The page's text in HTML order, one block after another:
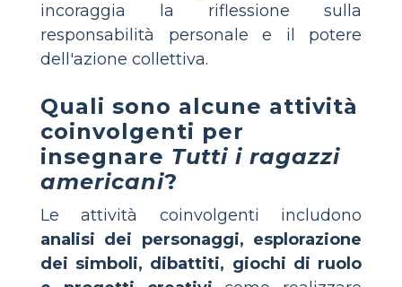
incoraggia la riflessione sulla
responsabilità personale e il potere
dell'azione collettiva.
Quali sono alcune attività
coinvolgenti per
insegnare Tutti i ragazzi
americani?
Le attività coinvolgenti includono
analisi dei personaggi, esplorazione
dei simboli, dibattiti, giochi di ruolo